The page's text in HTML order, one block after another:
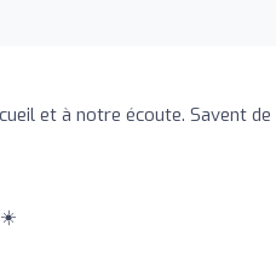
et à notre écoute. Savent
☀️